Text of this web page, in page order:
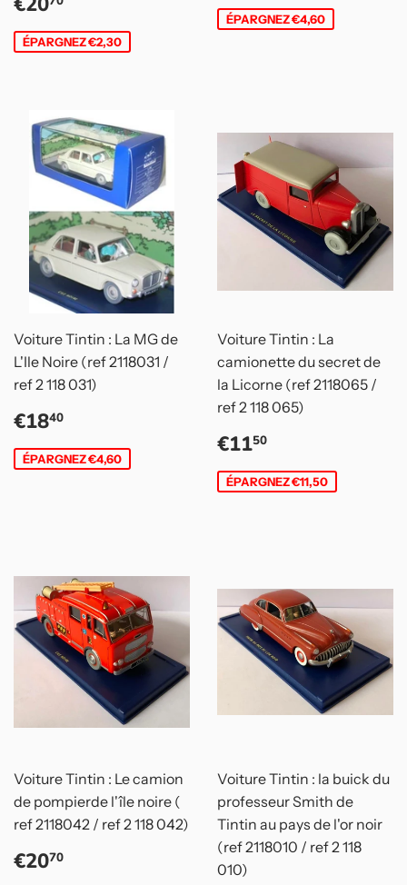
réduit
ÉPARGNEZ €2,30
ÉPARGNEZ €4,60
Voiture Tintin : La MG de
L'Ile Noire (ref 2118031 /
ref 2 118 031)
Prix
réduit
€1840
ÉPARGNEZ €4,60
Voiture Tintin : La
camionette du secret de
la Licorne (ref 2118065 /
ref 2 118 065)
Prix
réduit
€1150
ÉPARGNEZ €11,50
Voiture Tintin : Le camion
de pompierde l'île noire (
ref 2118042 / ref 2 118 042)
Prix
€2070
Voiture Tintin : la buick du
professeur Smith de
Tintin au pays de l'or noir
(ref 2118010 / ref 2 118
010)